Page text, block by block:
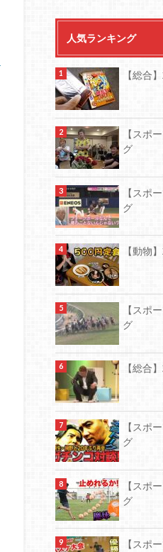
人気ランキング
【総合
【スポ
グ
【スポ
グ
【動物
【スポ
グ
【総合
【スポ
グ
【スポ
グ
【スポ